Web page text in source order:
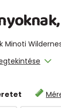
Minoti